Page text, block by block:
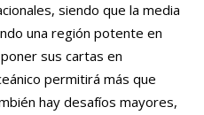
siendo que la media
una región potente en
sus cartas en
permitirá más que
hay desafíos mayores,